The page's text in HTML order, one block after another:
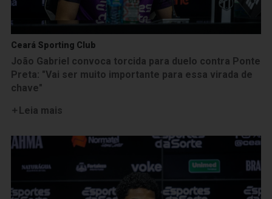
Ceará Sporting Club
João Gabriel convoca torcida para duelo contra Ponte
Preta: "Vai ser muito importante para essa virada de
chave"
Leia mais